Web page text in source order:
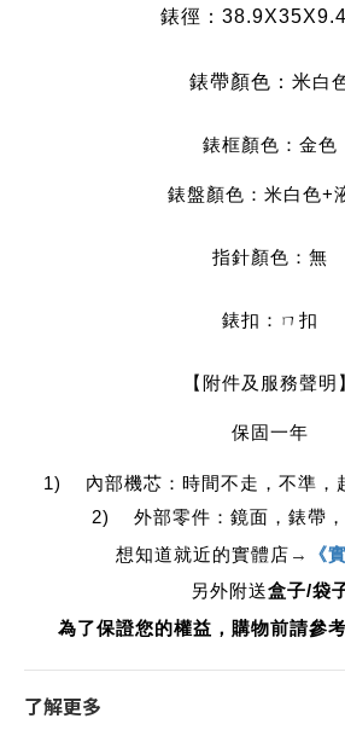
錶徑：
錶帶顏色：米白
錶框顏色：金色
錶盤顏色：米白色+
指針顏色：無
錶扣：ㄇ扣
【附件及服務聲明
保固一年
1) 內部機芯：時間不走，不準，
2) 外部零件：鏡面，錶帶
想知道就近的實體店 →
《
另外附送盒子/袋
為了保證您的權益，購物前請參
了解更多